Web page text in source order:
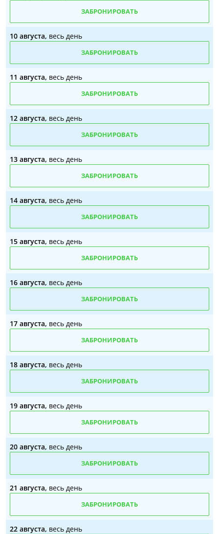
ЗАБРОНИРОВАТЬ
10 августа, весь день
ЗАБРОНИРОВАТЬ
11 августа, весь день
ЗАБРОНИРОВАТЬ
12 августа, весь день
ЗАБРОНИРОВАТЬ
13 августа, весь день
ЗАБРОНИРОВАТЬ
14 августа, весь день
ЗАБРОНИРОВАТЬ
15 августа, весь день
ЗАБРОНИРОВАТЬ
16 августа, весь день
ЗАБРОНИРОВАТЬ
17 августа, весь день
ЗАБРОНИРОВАТЬ
18 августа, весь день
ЗАБРОНИРОВАТЬ
19 августа, весь день
ЗАБРОНИРОВАТЬ
20 августа, весь день
ЗАБРОНИРОВАТЬ
21 августа, весь день
ЗАБРОНИРОВАТЬ
22 августа, весь день